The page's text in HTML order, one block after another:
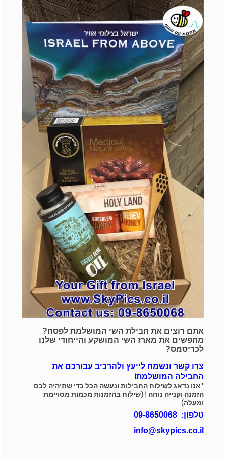
אתם רוצים את חבילת השי המושלמת לפסח?
מחפשים את מארז השי המושקע והייחודי שלנו
לכריסמס?
צרו קשר ונשמח לייעץ ולהרכיב עבורכם את
החבילה המושלמת!
*אנו נדאג לשילוח החבילות ונעשה הכל כדי שתיהיה לכם
הזמנה וקנייה נוחה ! (שילוח בהזמנות מכמות מסויימת
ומעלה)
טלפון: 09-8650068
info@skypics.co.il